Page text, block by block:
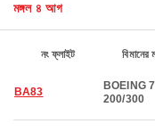
মঙ্গল ৪ আগ
নং ফ্লাইট বিমানের
BA83
BOEING
200/300